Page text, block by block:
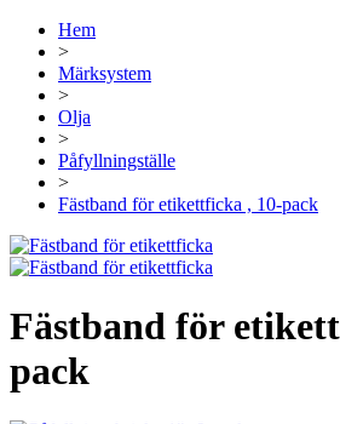
Hem
>
Märksystem
>
Olja
>
Påfyllningställe
>
Fästband för etikettficka , 10-pack
Fästband för
pack